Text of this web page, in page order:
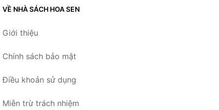
VỀ NHÀ SÁCH HOA SEN
Giới thiệu
Chính sách bảo mật
Điều khoản sử dụng
Miễn trừ trách nhiệm